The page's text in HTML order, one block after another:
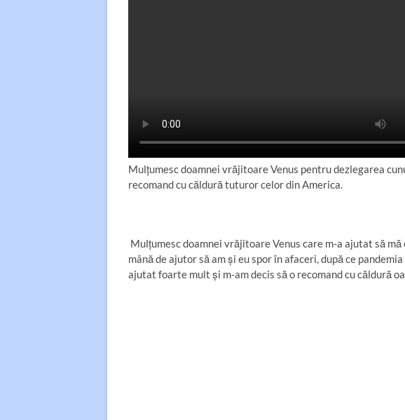
Mulţumesc doamnei vrăjitoare Venus pentru dezlegarea
recomand cu căldură tuturor celor din America.
Betty,
Mulţumesc doamnei vrăjitoare Venus care m-a ajutat să
mână de ajutor să am și eu spor în afaceri, după ce
ajutat foarte mult și m-am decis să o recomand cu căldură
Lorianna,